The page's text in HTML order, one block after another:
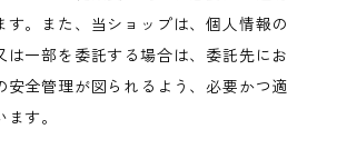
す。また、当ショップは、個人情報の
は一部を委託する場合は、委託先にお
安全管理が図られるよう、必要かつ適
す。